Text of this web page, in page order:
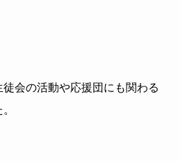
会の活動や応援団にも関わる